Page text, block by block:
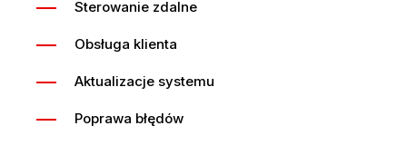
Sterowanie zdalne
Obsługa klienta
Aktualizacje systemu
Poprawa błędów